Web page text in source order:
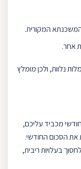
המקורית.
אחר.
נלוות, ולכן מומלץ
מכביד עליכם,
את הסכום החודשי.
בעלויות ריבית,